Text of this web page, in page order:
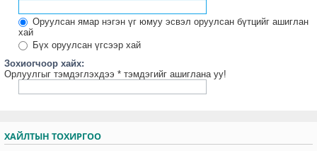
Оруулсан ямар нэгэн үг юмуу эсвэл оруулсан бүтцийг ашиглан
хай
Бүх оруулсан үгсээр хай
Зохиогчоор хайх:
Орлуулгыг тэмдэглэхдээ * тэмдэгийг ашиглана уу!
ХАЙЛТЫН ТОХИРГОО